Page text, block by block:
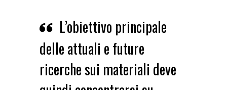
L’obiettivo principale
delle attuali e future
ricerche sui materiali deve